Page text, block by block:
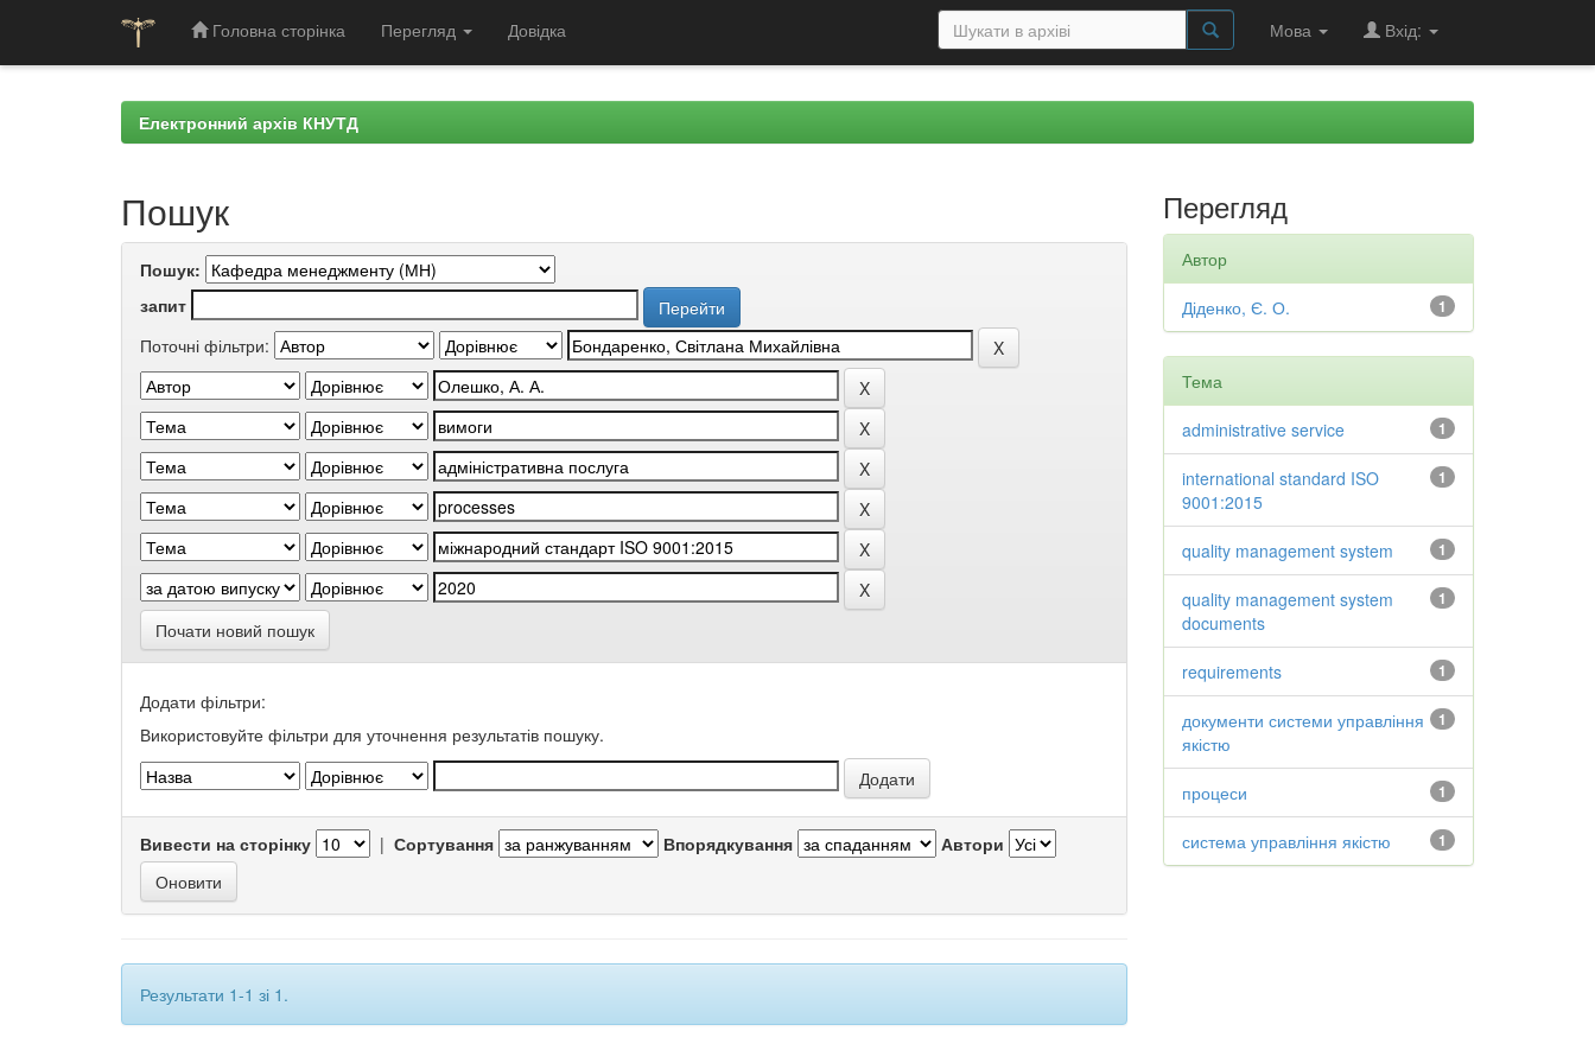
Головна сторінка Перегляд Довідка Мова Вхід:
Електронний архів КНУТД
Пошук
Пошук:
запит
Поточні фільтри:
Почати новий пошук
Додати фільтри:
Використовуйте фільтри для уточнення результатів пошуку.
Вивести на сторінку | Сортування Впорядкування Автори
Результати 1-1 зі 1.
Перегляд
Автор
1
Діденко, Є. О.
Тема
1
administrative service
1
international standard ISO
9001:2015
1
quality management system
1
quality management system
documents
1
requirements
1
документи системи управління
якістю
1
процеси
1
система управління якістю